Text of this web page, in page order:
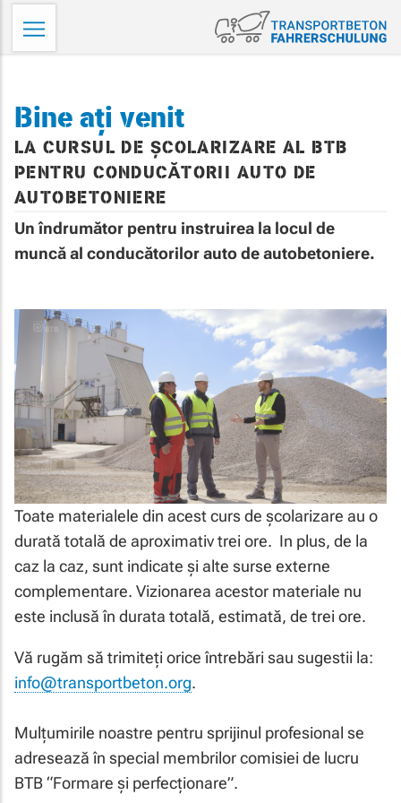
Skip
content
Bine ați venit
LA CURSUL DE ȘCOLARIZARE AL BTB
PENTRU CONDUCĂTORII AUTO DE
AUTOBETONIERE
Un îndrumător pentru instruirea la locul de
muncă al conducătorilor auto de autobetoniere.
Toate materialele din acest curs de școlarizare au o
durată totală de aproximativ trei ore. In plus, de la
caz la caz, sunt indicate și alte surse externe
complementare. Vizionarea acestor materiale nu
este inclusă în durata totală, estimată, de trei ore.
Vă rugăm să trimiteți orice întrebări sau sugestii la:
info@transportbeton.org.
Mulțumirile noastre pentru sprijinul profesional se
adresează în special membrilor comisiei de lucru
BTB “Formare și perfecționare”.